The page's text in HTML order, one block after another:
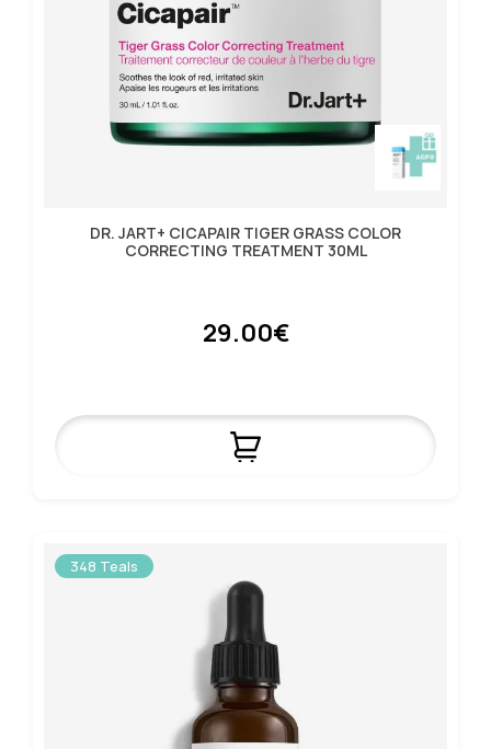
DR. JART+ CICAPAIR TIGER GRASS COLOR
CORRECTING TREATMENT 30ML
29.00€
348 Teals